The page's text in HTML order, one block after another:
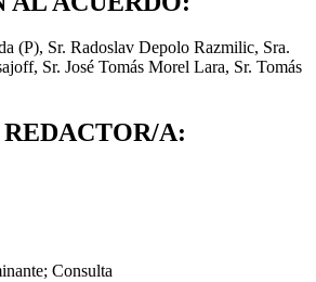
(P), Sr. Radoslav Depolo Razmilic, Sra.
Sr. José Tomás Morel Lara, Sr. Tomás
A:
Consulta